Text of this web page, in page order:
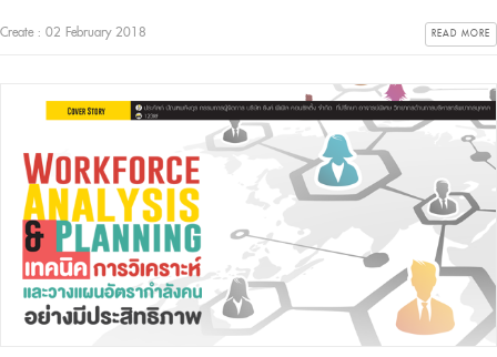
Create : 02 February 2018 READ MORE